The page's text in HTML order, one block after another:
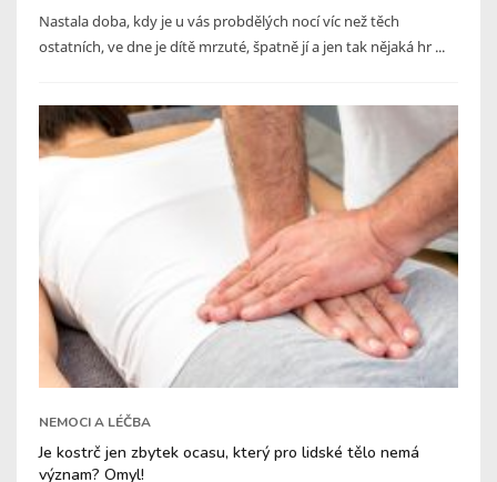
Nastala doba, kdy je u vás probdělých nocí víc než těch
ostatních, ve dne je dítě mrzuté, špatně jí a jen tak nějaká hr ...
NEMOCI A LÉČBA
Je kostrč jen zbytek ocasu, který pro lidské tělo nemá
význam? Omyl!